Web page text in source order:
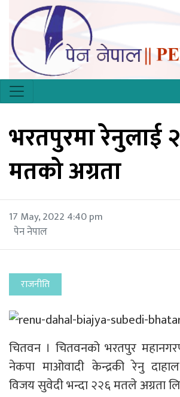
भरतपुरमा रेनुलाई
मतको अग्रता
17 May, 2022 4:40 pm
पेन नेपाल
राजनीति
चितवन । चितवनको भरतपुर
नेकपा माओवादी केन्द्रकी रेनु
विजय सुवेदी भन्दा २२६ मतले अग्रता